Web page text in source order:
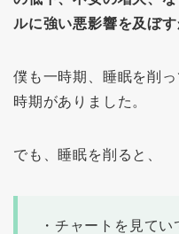
ルに強い悪影響を及ぼす
僕も一時期、睡眠を削
時期がありました。
でも、睡眠を削ると、
・チャートを見て